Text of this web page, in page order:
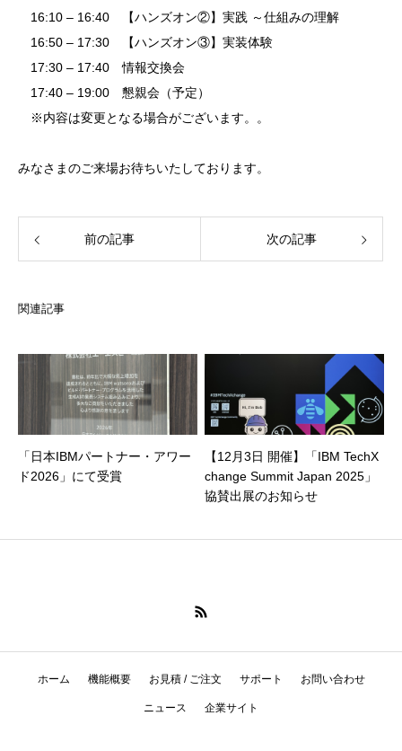
16:10 – 16:40 【ハンズオン②】実践 ～仕組みの理解
16:50 – 17:30 【ハンズオン③】実装体験
17:30 – 17:40 情報交換会
17:40 – 19:00 懇親会（予定）
※内容は変更となる場合がございます。。
みなさまのご来場お待ちいたしております。
前の記事 次の記事
関連記事
「日本IBMパートナー・アワー
ド2026」にて受賞
【12月3日 開催】「IBM TechX
change Summit Japan 2025」
協賛出展のお知らせ
ホーム 機能概要 お見積 / ご注文 サポート お問い合わせ
ニュース 企業サイト